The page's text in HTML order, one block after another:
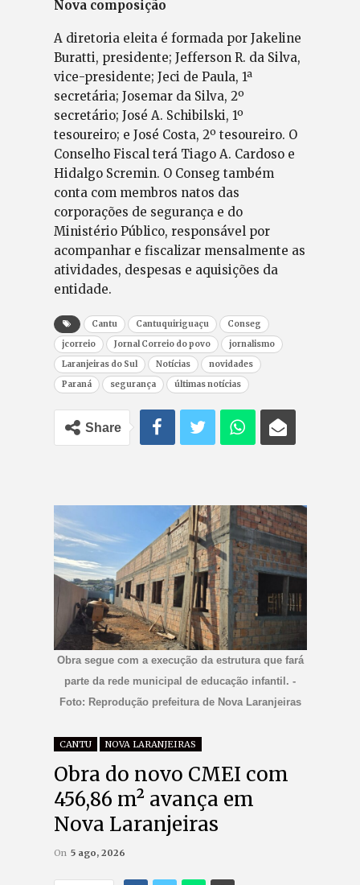
Nova composição
A diretoria eleita é formada por Jakeline
Buratti, presidente; Jefferson R. da Silva,
vice-presidente; Jeci de Paula, 1ª
secretária; Josemar da Silva, 2º
secretário; José A. Schibilski, 1º
tesoureiro; e José Costa, 2º tesoureiro. O
Conselho Fiscal terá Tiago A. Cardoso e
Hidalgo Scremin. O Conseg também
conta com membros natos das
corporações de segurança e do
Ministério Público, responsável por
acompanhar e fiscalizar mensalmente as
atividades, despesas e aquisições da
entidade.
Cantu Cantuquiriguaçu
Conseg
jcorreio
Jornal Correio do povo
jornalismo
Laranjeiras do Sul
Notícias
novidades
Paraná
segurança últimas notícias
Share
Obra segue com a execução da estrutura que fará
parte da rede municipal de educação infantil. -
Foto: Reprodução prefeitura de Nova Laranjeiras
CANTU NOVA LARANJEIRAS
Obra do novo CMEI com
456,86 m² avança em
Nova Laranjeiras
On 5 ago, 2026